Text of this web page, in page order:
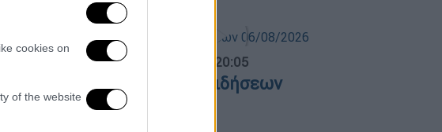
cookies on
of the website
του
Κεντρικό... 06.08.2026 20:05
Κεντρικό δελτίο ειδήσεων
06/08/2026